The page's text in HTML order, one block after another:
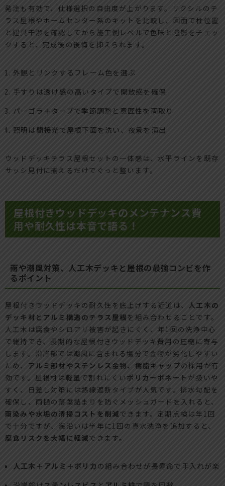
発注も有効で、仕様選択の自由度が上がります。リクシルのテ
ラス屋根やホームセンター系のキットを比較し、図面で柱位置
と建具干渉を確認してから施工例レベルで色味と陰影をチェッ
クすると、完成後の後悔を抑えられます。
外観とリンクするフレーム色を選ぶ
手すりは透け感の高いタイプで開放感を確保
パーゴラ＋タープで季節調整と意匠性を両取り
照明は間接光で屋根下面を洗い、夜景を演出
ウッドデッキテラス屋根セットの一体感は、水平ラインを既存
サッシ見付に揃えるだけでぐっと整います。
屋根付きウッドデッキのメンテナンス費
用や耐久性は本音で語る！
雨や潮風対策、人工木デッキと屋根の最強コンビを作
るポイント
屋根付きウッドデッキの耐久性を底上げする近道は、
人工木の
デッキ材とアルミ構造のテラス屋根を組み合わせることです。
人工木は腐食やシロアリ被害が起きにくく、年1回の洗浄中心
で維持でき、長期的な屋根付きウッドデッキ費用の圧縮に寄与
します。沿岸部では潮風に含まれる塩分で金物が劣化しやすい
ため、 アルミ部材やステンレス金物、樹脂キャップの採用が有
効です。屋根材は軽量で割れにくいポリカーボネート が扱いや
すく、日差し対策には熱線遮断タイプが人気です。排水勾配を
確保し、雨樋の落葉詰まりを防ぐメッシュガードを入れると、
雨染みや水垢の清掃コストを削減できます。定期点検は年1回
で十分ですが、海沿いは半年に1回の真水洗浄を追加すると、
腐食リスクを大幅に軽減できます。
人工木＋アルミ＋ポリカ の組み合わせが長寿命で手入れが楽